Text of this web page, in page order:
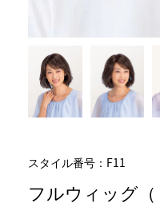
スタイル番号：F11
フルウィッグ（